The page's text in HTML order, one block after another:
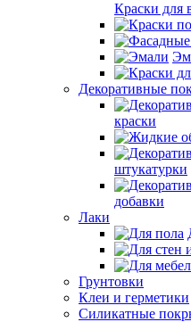
Краски для
Декоративные
краски
штукатурки
добавки
Лаки
Грунтовки
Клеи и герметики
Силикатные